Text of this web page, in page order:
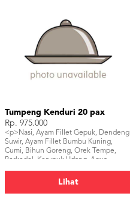
Tumpeng Kenduri 20 pax
Rp. 975.000
<p>Nasi, Ayam Fillet Gepuk, Dendeng
Suwir, Ayam Fillet Bumbu Kuning,
Cumi, Bihun Goreng, Orek Tempe,
Perkedel, Kerupuk Udang, Aqua
Lihat